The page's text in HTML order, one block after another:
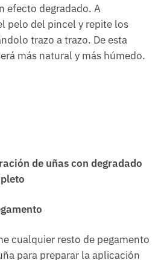
efecto degradado. A
pelo del pincel y repite los
trazo a trazo. De esta
más natural y más húmedo.
de uñas con degradado
cualquier resto de pegamento
para preparar la aplicación